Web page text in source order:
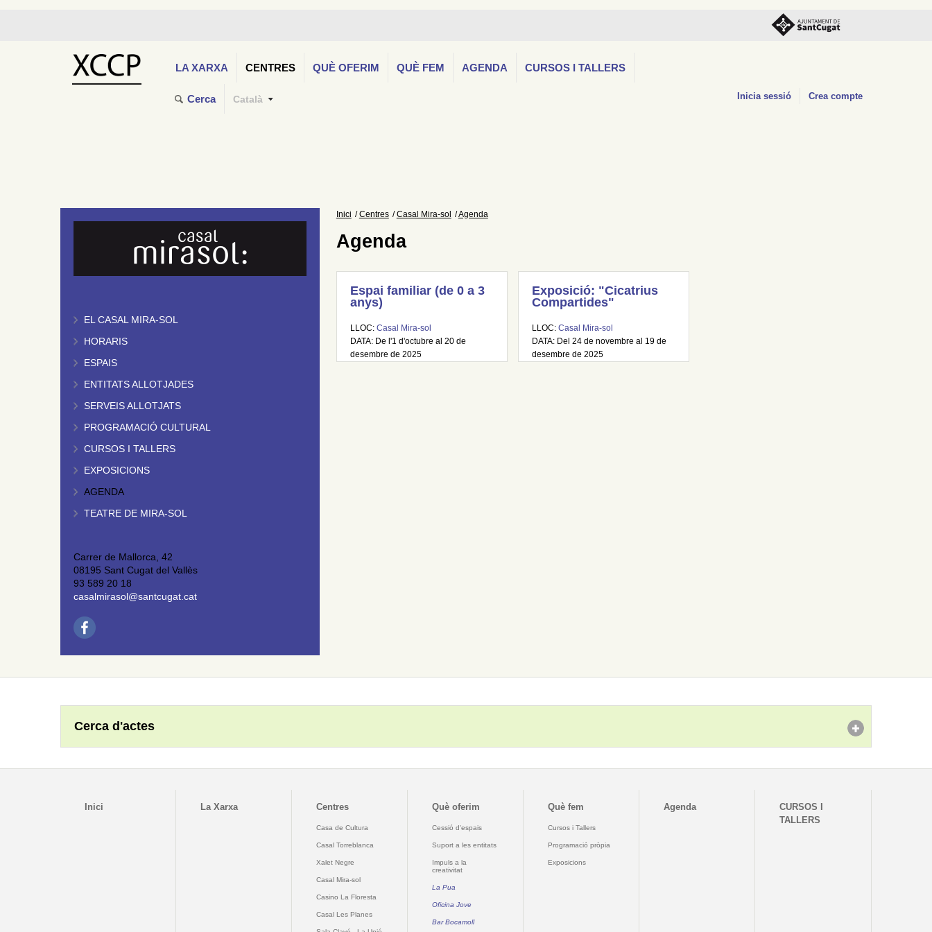
LA XARXA CENTRES QUÈ OFERIM QUÈ FEM AGENDA CURSOS I TALLERS
Cerca Català Inicia sessió Crea compte
EL CASAL MIRA-SOL
HORARIS
ESPAIS
ENTITATS ALLOTJADES
SERVEIS ALLOTJATS
PROGRAMACIÓ CULTURAL
CURSOS I TALLERS
EXPOSICIONS
AGENDA
TEATRE DE MIRA-SOL
Carrer de Mallorca, 42
08195 Sant Cugat del Vallès
93 589 20 18
casalmirasol@santcugat.cat
Inici Centres Casal Mira-sol Agenda
Agenda
Espai familiar (de 0 a 3
anys)
LLOC: Casal Mira-sol
DATA: De l'1 d'octubre al 20 de
desembre de 2025
Exposició: "Cicatrius
Compartides"
LLOC:Casal Mira-sol
DATA: Del 24 de novembre al 19 de
desembre de 2025
Cerca d'actes
Inici La Xarxa Centres
Casa de Cultura
Casal Torreblanca
Xalet Negre
Casal Mira-sol
Casino La Floresta
Casal Les Planes
Què oferim
Cessió d'espais
Suport a les entitats
Impuls a la
creativitat
La Pua
Oficina Jove
Bar Bocamoll
Què fem
Cursos i Tallers
Programació pròpia
Exposicions
Agenda
CURSOS I
TALLERS